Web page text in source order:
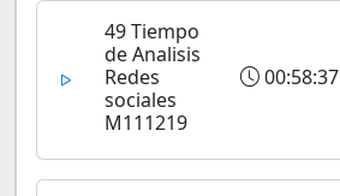
49 Tiempo
de Analisis
Redes
sociales
M111219
00:58:37